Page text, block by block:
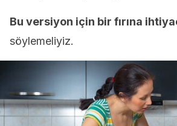
Bu versiyon için bir fırına
söylemeliyiz.